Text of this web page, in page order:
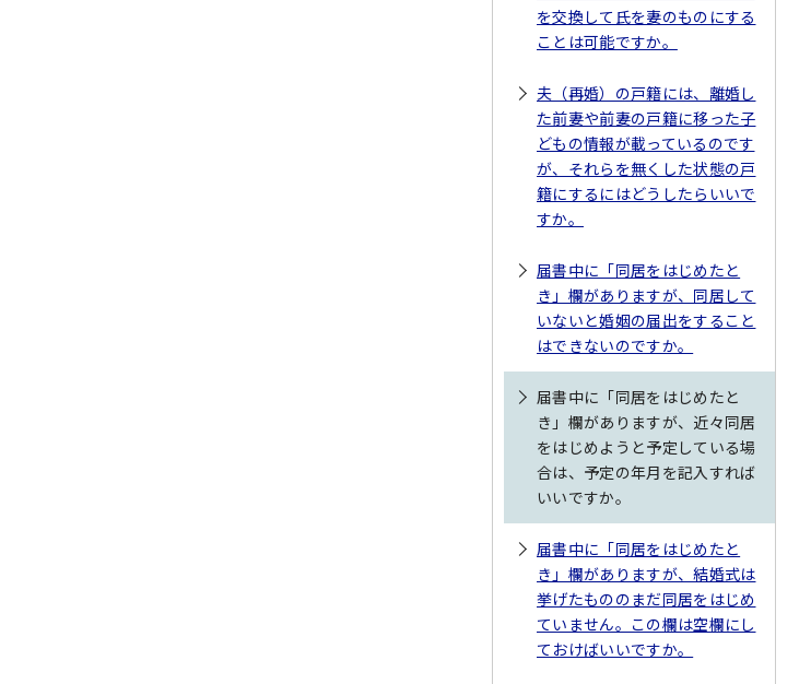
を交換して氏を妻のものにする
ことは可能ですか。
夫（再婚）の戸籍には、離婚し
た前妻や前妻の戸籍に移った子
どもの情報が載っているのです
が、それらを無くした状態の戸
籍にするにはどうしたらいいで
すか。
届書中に「同居をはじめたと
き」欄がありますが、同居して
いないと婚姻の届出をすること
はできないのですか。
届書中に「同居をはじめたと
き」欄がありますが、近々同居
をはじめようと予定している場
合は、予定の年月を記入すれば
いいですか。
届書中に「同居をはじめたと
き」欄がありますが、結婚式は
挙げたもののまだ同居をはじめ
ていません。この欄は空欄にし
ておけばいいですか。